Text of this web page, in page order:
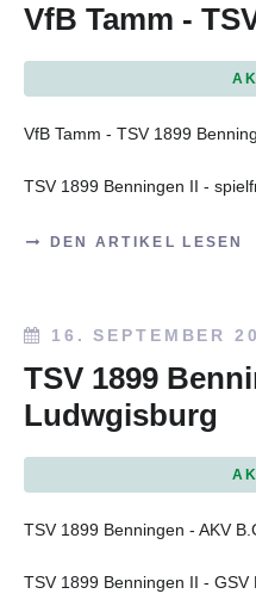
VfB Tamm -
VfB Tamm - TSV 1899
TSV 1899 Benningen II -
DEN ARTIKEL LESEN
16. SEPTEMBER
TSV 1899
Ludwgisburg
TSV 1899 Benningen - AKV
TSV 1899 Benningen II - GSV